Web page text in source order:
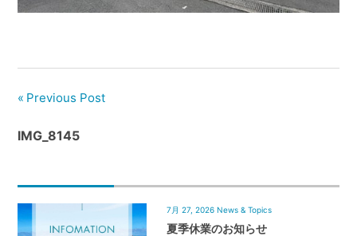
｜
密
着
HOUSE
Previous Post
IMG_8145
7月 27, 2026 News & Topics
夏季休業のお知らせ